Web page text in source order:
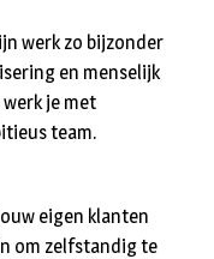
werk zo bijzonder
en menselijk
je met
team.
eigen klanten
om zelfstandig te